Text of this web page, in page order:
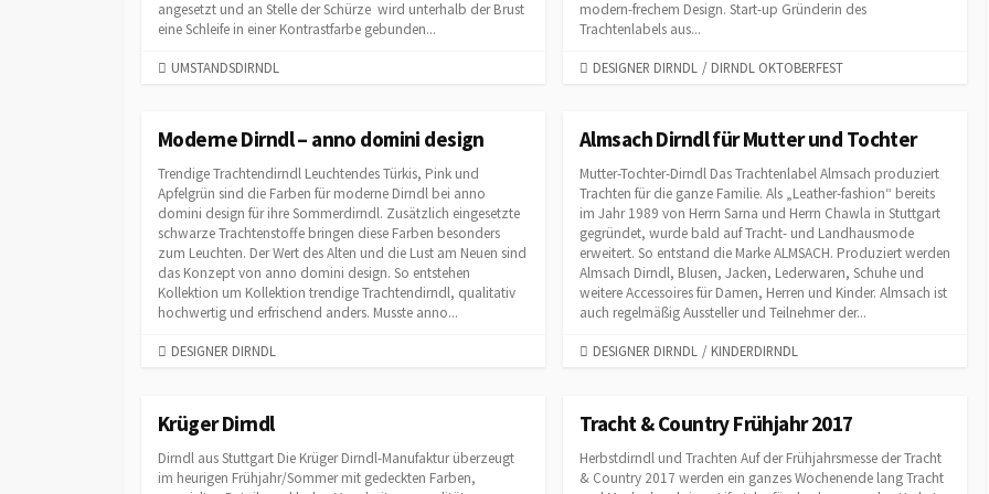
angesetzt und an Stelle der Schürze wird unterhalb der Brust
eine Schleife in einer Kontrastfarbe gebunden...
C
E
O
R
I
E
UMSTANDSDIRNDL
modern-frechem Design. Start-up Gründerin des
Trachtenlabels aus...
C
E
O
R
I
E
S
DESIGNER DIRNDL / DIRNDL OKTOBERFEST
Moderne Dirndl – anno domini design
Trendige Trachtendirndl Leuchtendes Türkis, Pink und
Apfelgrün sind die Farben für moderne Dirndl bei anno
domini design für ihre Sommerdirndl. Zusätzlich eingesetzte
schwarze Trachtenstoffe bringen diese Farben besonders
zum Leuchten. Der Wert des Alten und die Lust am Neuen sind
das Konzept von anno domini design. So entstehen
Kollektion um Kollektion trendige Trachtendirndl, qualitativ
hochwertig und erfrischend anders. Musste anno...
C
E
O
R
DESIGNER DIRNDL
Almsach Dirndl für Mutter und Tochter
Mutter-Tochter-Dirndl Das Trachtenlabel Almsach produziert
Trachten für die ganze Familie. Als „Leather-fashion“ bereits
im Jahr 1989 von Herrn Sarna und Herrn Chawla in Stuttgart
gegründet, wurde bald auf Tracht- und Landhausmode
erweitert. So entstand die Marke ALMSACH. Produziert werden
Almsach Dirndl, Blusen, Jacken, Lederwaren, Schuhe und
weitere Accessoires für Damen, Herren und Kinder. Almsach ist
auch regelmäßig Aussteller und Teilnehmer der...
C
E
O
R
DESIGNER DIRNDL / KINDERDIRNDL
Krüger Dirndl
Dirndl aus Stuttgart Die Krüger Dirndl-Manufaktur überzeugt
im heurigen Frühjahr/Sommer mit gedeckten Farben,
Tracht & Country Frühjahr 2017
Herbstdirndl und Trachten Auf der Frühjahrsmesse der Tracht
& Country 2017 werden ein ganzes Wochenende lang Tracht